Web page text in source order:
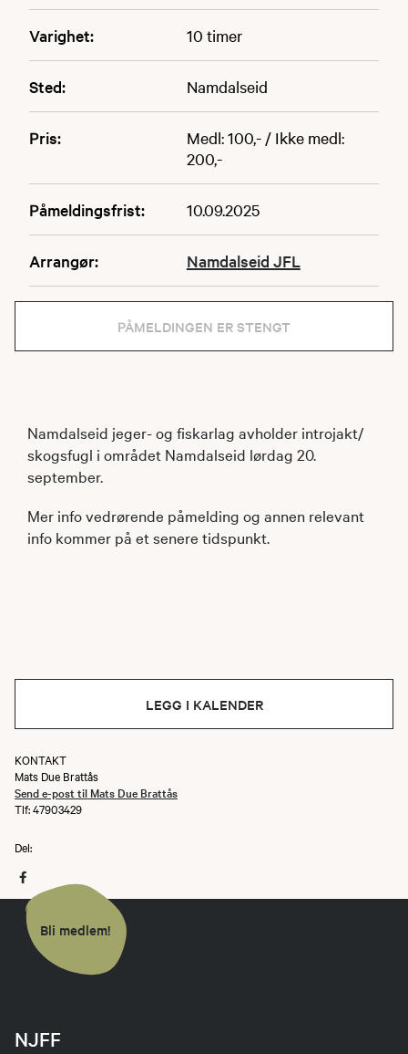
Varighet: 10 timer
Sted: Namdalseid
Pris:
Medl: 100,- / Ikke medl:
200,-
Påmeldingsfrist: 10.09.2025
Arrangør: Namdalseid JFL
PÅMELDINGEN ER STENGT
Namdalseid jeger- og fiskarlag avholder introjakt/
skogsfugl i området Namdalseid lørdag 20.
september.
Mer info vedrørende påmelding og annen relevant
info kommer på et senere tidspunkt.
LEGG I KALENDER
KONTAKT
Mats Due Brattås
Send e-post til Mats Due Brattås
Tlf: 47903429
Del:
Bli medlem!
NJFF